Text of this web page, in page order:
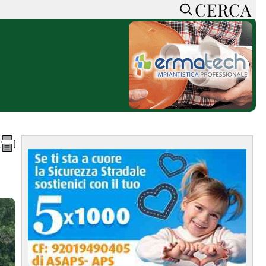
CERCA
ACCEDI o REGISTRATI
CONTATTI
CON NOI
SOSTIENI LA PRESSA
CONOSCI LA PRESSA
COOKIE POLICY
PRIVACY POLICY
FEED RSS
MAPPA DEL SITO
NORMATIVE
DEONTOLOGICHE
CERCA